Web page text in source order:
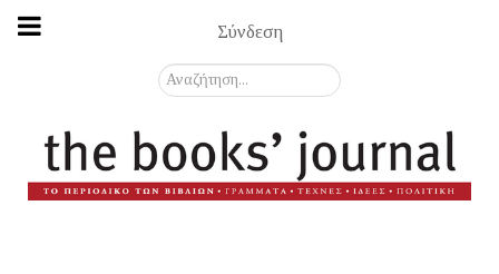
Σύνδεση
Αναζήτηση...